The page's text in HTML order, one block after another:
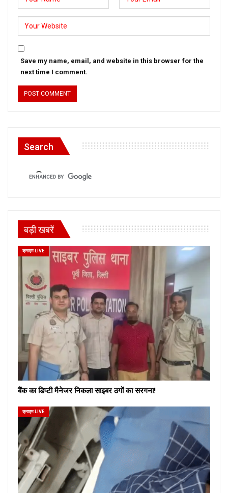
Save my name, email, and website in this browser for the
next time I comment.
Search
बड़ी खबरें
क्राइम LIVE
बैंक का डिप्टी मैनेजर निकला साइबर ठगों का सरगना!
क्राइम LIVE